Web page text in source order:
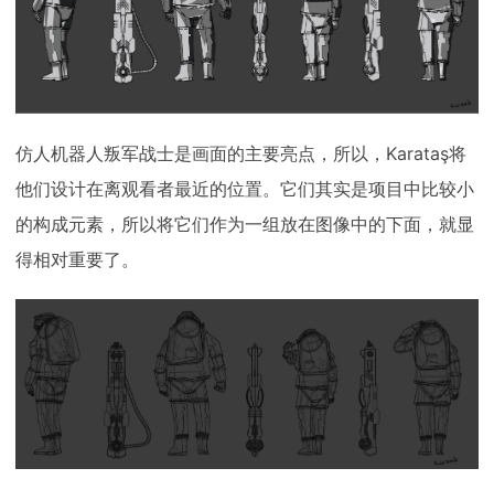
仿人机器人叛军战士是画面的主要亮点，所以，Karataş将
他们设计在离观看者最近的位置。它们其实是项目中比较小
的构成元素，所以将它们作为一组放在图像中的下面，就显
得相对重要了。